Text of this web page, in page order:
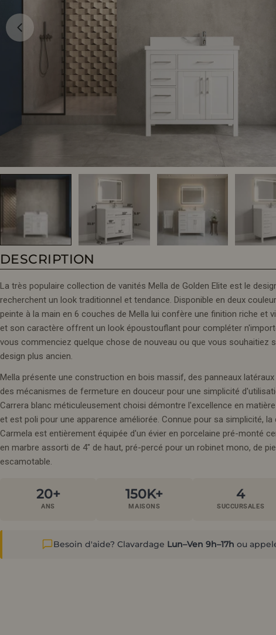
le média 0 en mode modal
DESCRIPTION
La très populaire collection de vanités Mella de Golden Elite est le
recherchent un look traditionnel et tendance. Disponible en deux
peinte à la main en 6 couches de Mella lui confère une finition riche et
et son caractère offrent un look époustouflant pour compléter
vous commenciez quelque chose de nouveau ou que vous souhaitiez
design plus ancien.
Mella présente une construction en bois massif, des panneaux
des mécanismes de fermeture en douceur pour une simplicité
Carrera blanc méticuleusement choisi démontre l'excellence en
et est poli pour une apparence améliorée. Connue pour sa simplicité, la
Carmela est entièrement équipée d'un évier en porcelaine pré-monté
en marbre assorti de 4" de haut, pré-percé pour un robinet mono, de
escamotable.
20+
ANS
150K+
MAISONS
4
SUCCURSALES
Besoin d'aide? Clavardage Lun–Ven 9h–17h ou